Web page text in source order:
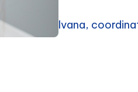
Ivana,